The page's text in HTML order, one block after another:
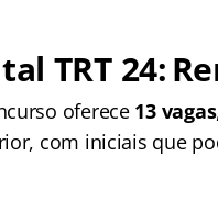
TRT 24:
oferece 13 vagas
com iniciais que